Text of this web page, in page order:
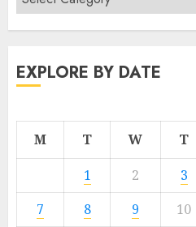
EXPLORE BY DATE
M T W T
1
2 3
7
8 9 10